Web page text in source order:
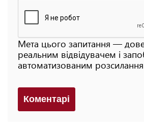
Мета цього запитання —
реальним відвідувачем і
автоматизованим
Коментарi